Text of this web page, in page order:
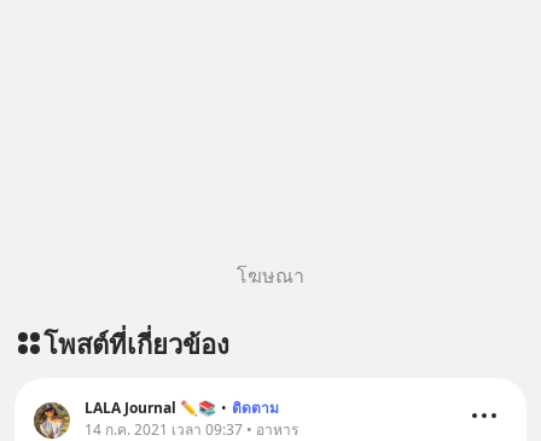
โฆษณา
โพสต์ที่เกี่ยวข้อง
LALA Journal ✏️📚 • ติดตาม
14 ก.ค. 2021 เวลา 09:37 • อาหาร